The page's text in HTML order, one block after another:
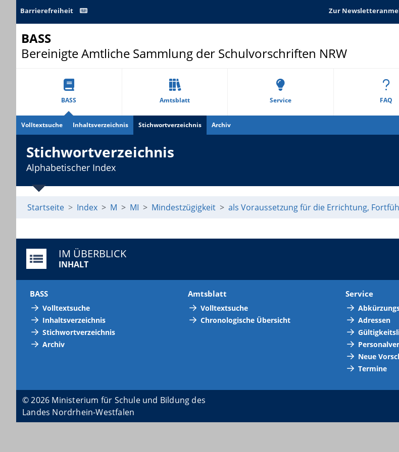
Barrierefreiheit Zur
BASS
Bereinigte Amtliche Sammlung der Schulvorschriften NRW
BASS Amtsblatt Service FAQ
Volltextsuche Inhaltsverzeichnis Stichwortverzeichnis Archiv
Stichwortverzeichnis
Alphabetischer Index
Startseite Index M MI Mindestzügigkeit als Voraussetzung für die Errichtung,
IM ÜBERBLICK
INHALT
BASS
Volltextsuche
Inhaltsverzeichnis
Stichwortverzeichnis
Archiv
Amtsblatt
Volltextsuche
Chronologische Übersicht
Service
Adressen
Neue
Termine
© 2026 Ministerium für Schule und Bildung des
Landes Nordrhein-Westfalen